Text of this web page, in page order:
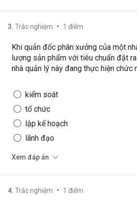
3. Trắc nghiệm • 1 điểm
Khi quản đốc phân xưởng của một
lượng sản phẩm với tiêu chuẩn đặt
nhà quản lý này đang thực hiện chức
kiểm soát
tổ chức
lập kế hoạch
lãnh đạo
Xem đáp án
4. Trắc nghiệm • 1 điểm